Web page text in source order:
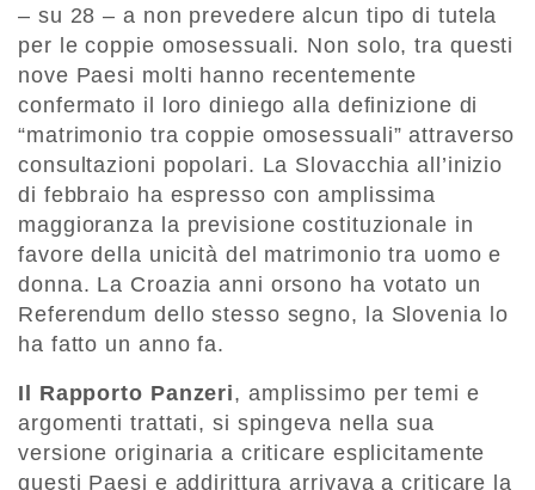
– su 28 – a non prevedere alcun tipo di tutela
per le coppie omosessuali. Non solo, tra questi
nove Paesi molti hanno recentemente
confermato il loro diniego alla definizione di
“matrimonio tra coppie omosessuali” attraverso
consultazioni popolari. La Slovacchia all’inizio
di febbraio ha espresso con amplissima
maggioranza la previsione costituzionale in
favore della unicità del matrimonio tra uomo e
donna. La Croazia anni orsono ha votato un
Referendum dello stesso segno, la Slovenia lo
ha fatto un anno fa.
Il Rapporto Panzeri, amplissimo per temi e
argomenti trattati, si spingeva nella sua
versione originaria a criticare esplicitamente
questi Paesi e addirittura arrivava a criticare la